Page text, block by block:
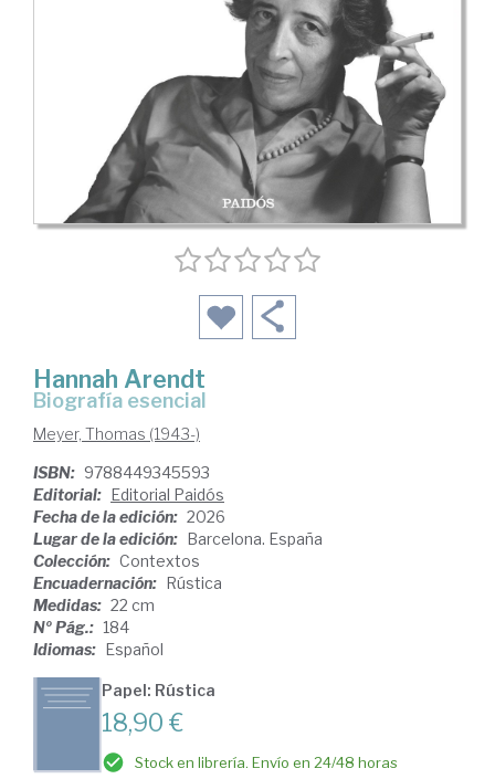
Hannah Arendt
Biografía esencial
Meyer, Thomas (1943-)
ISBN: 9788449345593
Editorial: Editorial Paidós
Fecha de la edición: 2026
Lugar de la edición: Barcelona. España
Colección: Contextos
Encuadernación: Rústica
Medidas: 22 cm
Nº Pág.: 184
Idiomas: Español
Papel: Rústica
18,90 €
Stock en librería. Envío en 24/48 horas